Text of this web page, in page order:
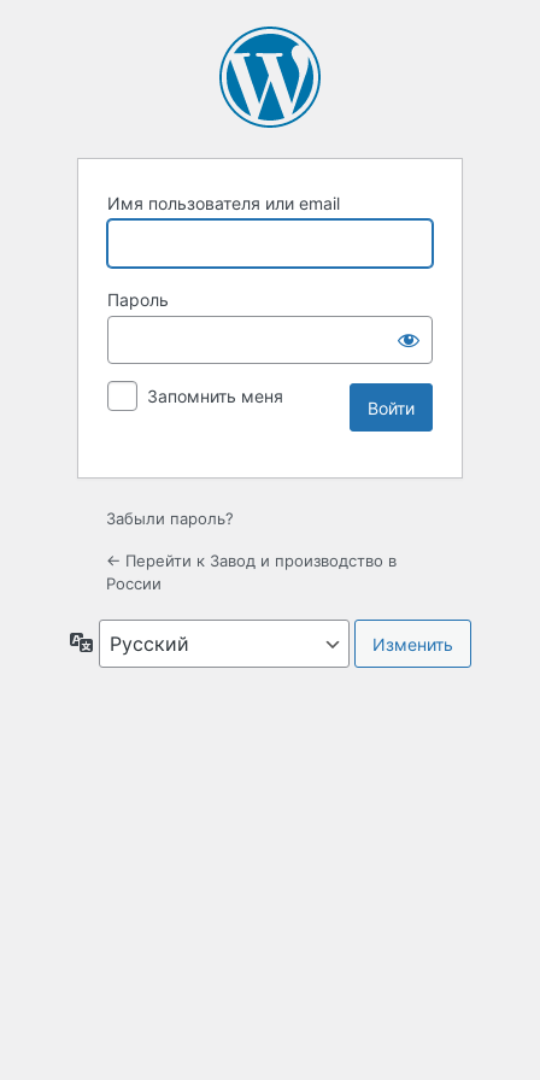
Имя пользователя или email
Пароль
Запомнить меня
Забыли пароль?
← Перейти к Завод и производство в
России
Язык